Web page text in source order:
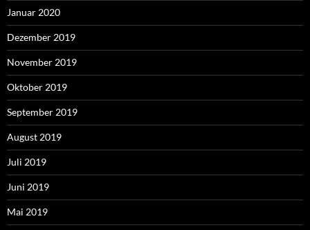
Januar 2020
Dezember 2019
November 2019
Oktober 2019
September 2019
August 2019
Juli 2019
Juni 2019
Mai 2019